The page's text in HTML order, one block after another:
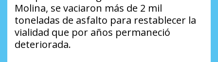
Molina, se vaciaron más de 2 mil
toneladas de asfalto para restablecer la
vialidad que por años permaneció
deteriorada.